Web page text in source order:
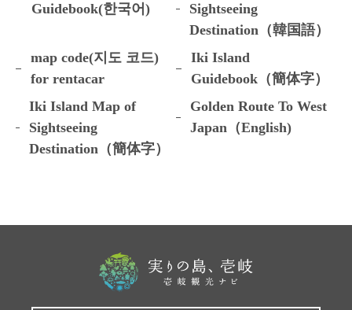
Guidebook(한국어)
Sightseeing
Destination（韓国語）
map code(지도 코드)
for rentacar
Iki Island
Guidebook（簡体字）
Iki Island Map of
Sightseeing
Destination（簡体字）
Golden Route To West
Japan（English)